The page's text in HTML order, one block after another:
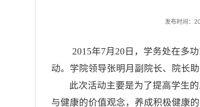
发布时间：
2015年7月20日，学务处在多
动。学院领导张明月副院长、院长
此次活动主要是为了提高学生
与健康的价值观念，养成积极健康